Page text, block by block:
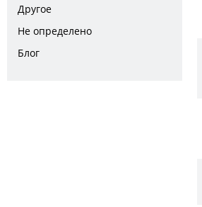
Другое
Не определено
Блог